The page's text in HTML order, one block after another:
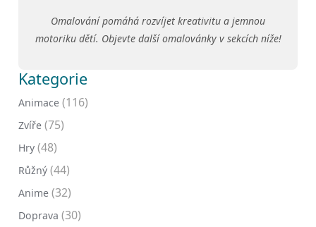
Omalování pomáhá rozvíjet kreativitu a jemnou
motoriku dětí. Objevte další omalovánky v sekcích níže!
Kategorie
Animace (116)
Zvíře (75)
Hry (48)
Růžný (44)
Anime (32)
Doprava (30)